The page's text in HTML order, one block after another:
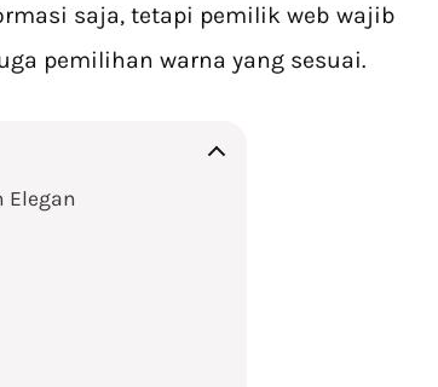
saja, tetapi pemilik web wajib
pemilihan warna yang sesuai.
Elegan